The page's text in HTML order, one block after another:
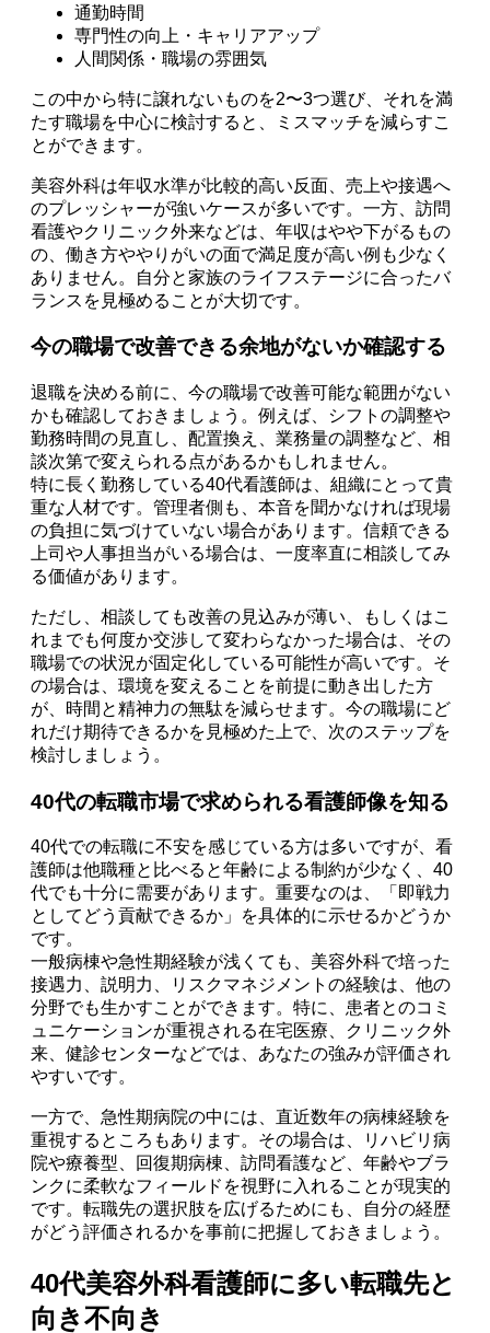
通勤時間
専門性の向上・キャリアアップ
人間関係・職場の雰囲気
この中から特に譲れないものを2〜3つ選び、それを満
たす職場を中心に検討すると、ミスマッチを減らすこ
とができます。
美容外科は年収水準が比較的高い反面、売上や接遇へ
のプレッシャーが強いケースが多いです。一方、訪問
看護やクリニック外来などは、年収はやや下がるもの
の、働き方ややりがいの面で満足度が高い例も少なく
ありません。自分と家族のライフステージに合ったバ
ランスを見極めることが大切です。
今の職場で改善できる余地がないか確認する
退職を決める前に、今の職場で改善可能な範囲がない
かも確認しておきましょう。例えば、シフトの調整や
勤務時間の見直し、配置換え、業務量の調整など、相
談次第で変えられる点があるかもしれません。
特に長く勤務している40代看護師は、組織にとって貴
重な人材です。管理者側も、本音を聞かなければ現場
の負担に気づけていない場合があります。信頼できる
上司や人事担当がいる場合は、一度率直に相談してみ
る価値があります。
ただし、相談しても改善の見込みが薄い、もしくはこ
れまでも何度か交渉して変わらなかった場合は、その
職場での状況が固定化している可能性が高いです。そ
の場合は、環境を変えることを前提に動き出した方
が、時間と精神力の無駄を減らせます。今の職場にど
れだけ期待できるかを見極めた上で、次のステップを
検討しましょう。
40代の転職市場で求められる看護師像を知る
40代での転職に不安を感じている方は多いですが、看
護師は他職種と比べると年齢による制約が少なく、40
代でも十分に需要があります。重要なのは、「即戦力
としてどう貢献できるか」を具体的に示せるかどうか
です。
一般病棟や急性期経験が浅くても、美容外科で培った
接遇力、説明力、リスクマネジメントの経験は、他の
分野でも生かすことができます。特に、患者とのコミ
ュニケーションが重視される在宅医療、クリニック外
来、健診センターなどでは、あなたの強みが評価され
やすいです。
一方で、急性期病院の中には、直近数年の病棟経験を
重視するところもあります。その場合は、リハビリ病
院や療養型、回復期病棟、訪問看護など、年齢やブラ
ンクに柔軟なフィールドを視野に入れることが現実的
です。転職先の選択肢を広げるためにも、自分の経歴
がどう評価されるかを事前に把握しておきましょう。
40代美容外科看護師に多い転職先と
向き不向き